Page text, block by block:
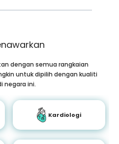
dengan semua rangkaian
untuk dipilih dengan kualiti
negara ini.
Kardiologi